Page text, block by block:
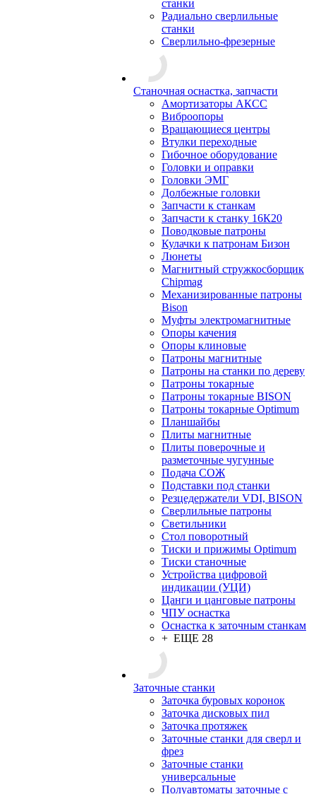
станки
Радиально сверлильные
станки
Сверлильно-фрезерные
Станочная оснастка, запчасти
Амортизаторы АКСС
Виброопоры
Вращающиеся центры
Втулки переходные
Гибочное оборудование
Головки и оправки
Головки ЭМГ
Долбежные головки
Запчасти к станкам
Запчасти к станку 16К20
Поводковые патроны
Кулачки к патронам Бизон
Люнеты
Магнитный стружкосборщик
Chipmag
Механизированные патроны
Bison
Муфты электромагнитные
Опоры качения
Опоры клиновые
Патроны магнитные
Патроны на станки по дереву
Патроны токарные
Патроны токарные BISON
Патроны токарные Optimum
Планшайбы
Плиты магнитные
Плиты поверочные и
разметочные чугунные
Подача СОЖ
Подставки под станки
Резцедержатели VDI, BISON
Сверлильные патроны
Светильники
Стол поворотный
Тиски и прижимы Optimum
Тиски станочные
Устройства цифровой
индикации (УЦИ)
Цанги и цанговые патроны
ЧПУ оснастка
Оснастка к заточным станкам
+ ЕЩЕ 28
Заточные станки
Заточка буровых коронок
Заточка дисковых пил
Заточка протяжек
Заточные станки для сверл и
фрез
Заточные станки
универсальные
Полуавтоматы заточные с